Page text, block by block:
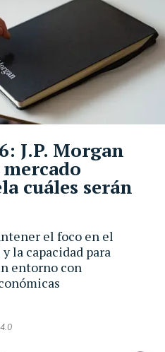
el foco en el
la capacidad para
entorno con
J.P. Morgan
cuáles serán